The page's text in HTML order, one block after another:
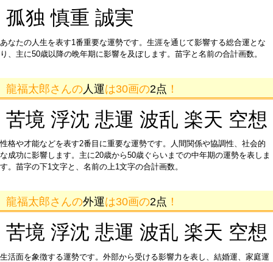
孤独 慎重 誠実
あなたの人生を表す1番重要な運勢です。生涯を通じて影響する総合運とな
り、主に50歳以降の晩年期に影響を及ぼします。苗字と名前の合計画数。
龍福太郎さんの 人運は30画の2点 ！
苦境 浮沈 悲運 波乱 楽天 空想
性格や才能などを表す2番目に重要な運勢です。人間関係や協調性、社会的
な成功に影響します。主に20歳から50歳ぐらいまでの中年期の運勢を表しま
す。苗字の下1文字と、名前の上1文字の合計画数。
龍福太郎さんの外運は30画の2点 ！
苦境 浮沈 悲運 波乱 楽天 空想
生活面を象徴する運勢です。外部から受ける影響力を表し、結婚運、家庭運